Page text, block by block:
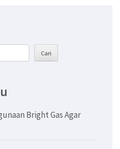
Cari
Bright Gas Agar